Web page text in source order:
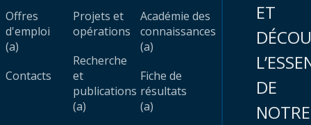
Offres
d'emploi
(a)
Contacts
Projets et
opérations
Recherche
et
publications
(a)
Académie des
connaissances
(a)
Fiche de
résultats
(a)
ET
DE
NOTRE